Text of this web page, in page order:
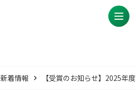
新着情報 【受賞のお知らせ】2025